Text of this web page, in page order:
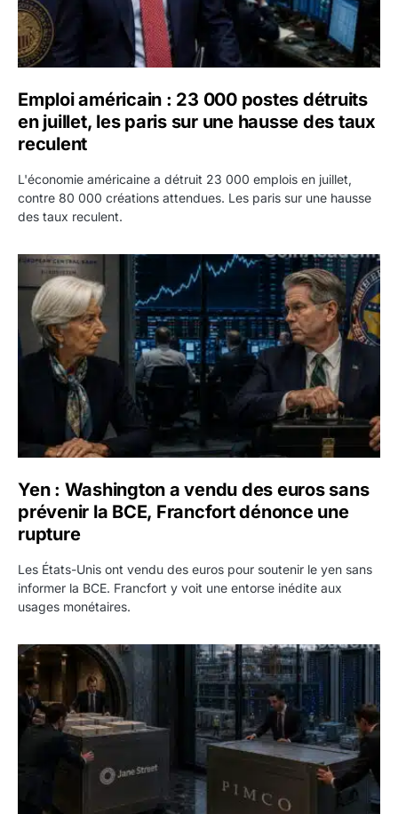
Emploi américain : 23 000 postes détruits
en juillet, les paris sur une hausse des taux
reculent
L'économie américaine a détruit 23 000 emplois en juillet,
contre 80 000 créations attendues. Les paris sur une hausse
des taux reculent.
Yen : Washington a vendu des euros sans prévenir la
Yen : Washington a vendu des euros sans
prévenir la BCE, Francfort dénonce une
rupture
Les États-Unis ont vendu des euros pour soutenir le yen sans
informer la BCE. Francfort y voit une entorse inédite aux
usages monétaires.
Jane Street négocie le transfert de 11 milliards de